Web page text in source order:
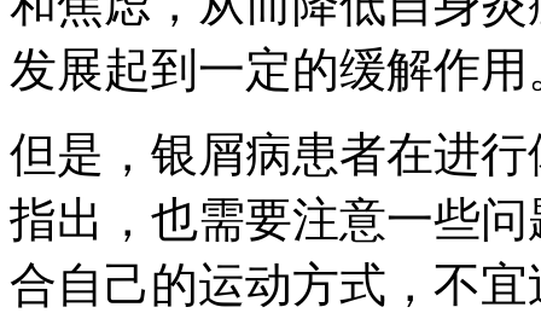
发展起到一定的缓解作用
但是，银屑病患者在进
指出，也需要注意一些
合自己的运动方式，不